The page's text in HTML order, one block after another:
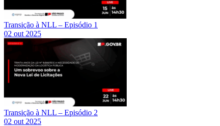
Transição à NLL – Episódio 1
02 out 2025
Transição à NLL – Episódio 2
02 out 2025